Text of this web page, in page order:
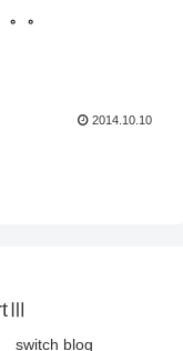
。
2014.10.10
switch blog